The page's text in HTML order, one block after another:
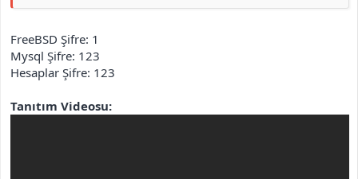
FreeBSD Şifre: 1
Mysql Şifre: 123
Hesaplar Şifre: 123
Tanıtım Videosu: